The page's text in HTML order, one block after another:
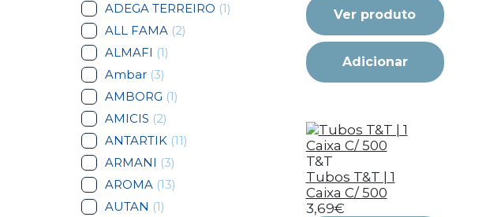
ADEGA TERREIRO (1)
ALL FAMA (2)
ALMAFI (1)
Ambar (3)
AMBORG (1)
AMICIS (2)
ANTARTIK (11)
ARMANI (3)
AROMA (13)
AUTAN (1)
Ver produto
Adicionar
T&T
Tubos T&T | 1
Caixa C/ 500
3,69€